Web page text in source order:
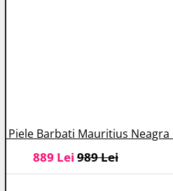
Piele Barbati Mauritius Neagra
889 Lei 989 Lei